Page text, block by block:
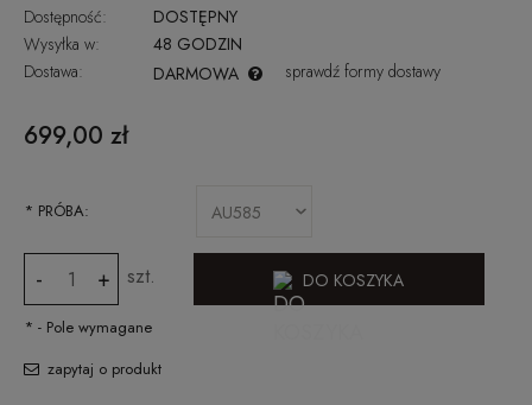
Dostępność:
DOSTĘPNY
Wysyłka w:
48 GODZIN
Dostawa:
DARMOWA sprawdź formy dostawy
699,00 zł
* PRÓBA:
- + szt. DO KOSZYKA
* - Pole wymagane
zapytaj o produkt